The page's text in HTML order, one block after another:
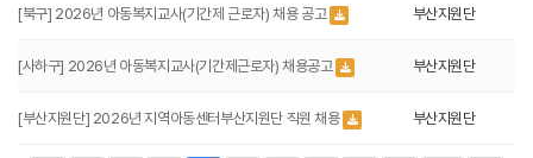
[북구] 2026년 아동복지교사(기간제 근로자) 채용 공고 부산지원단
[사하구] 2026년 아동복지교사(기간제근로자) 채용공고 부산지원단
[부산지원단] 2026년 지역아동센터부산지원단 직원 채용 부산지원단